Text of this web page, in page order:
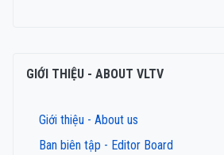
GIỚI THIỆU - ABOUT VLTV
Giới thiệu - About us
Ban biên tập - Editor Board